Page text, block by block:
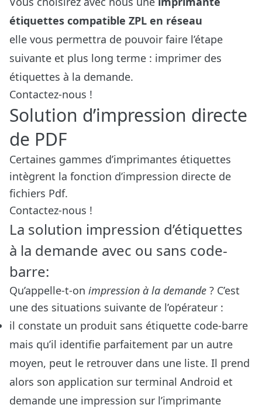
étiquettes compatible ZPL en réseau
elle vous permettra de pouvoir faire l’étape
suivante et plus long terme : imprimer des
étiquettes à la demande.
Contactez-nous !
Solution d’impression directe
de PDF
Certaines gammes d’imprimantes étiquettes
intègrent la fonction d’impression directe de
fichiers Pdf.
Contactez-nous !
La solution impression d’étiquettes
à la demande avec ou sans code-
barre:
Qu’appelle-t-on impression à la demande ? C’est
une des situations suivante de l’opérateur :
il constate un produit sans étiquette code-barre
mais qu’il identifie parfaitement par un autre
moyen, peut le retrouver dans une liste. Il prend
alors son application sur terminal Android et
demande une impression sur l’imprimante